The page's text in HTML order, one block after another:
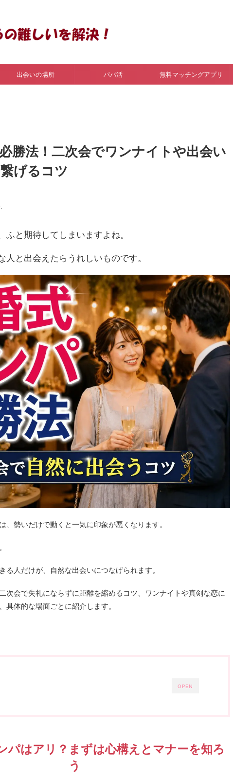
出会いの場所 パパ活 無料マッチングアプリ
勝法！二次会でワンナイトや出会い
げるコツ
ふと期待してしまいますよね。
人と出会えたらうれしいものです。
、勢いだけで動くと一気に印象が悪くなります。
る人だけが、自然な出会いにつなげられます。
次会で失礼にならずに距離を縮めるコツ、ワンナイトや真剣な恋に
具体的な場面ごとに紹介します。
OPEN
パはアリ？まずは心構えとマナーを知ろ
う